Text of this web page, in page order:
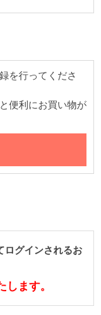
を行ってくださ
便利にお買い物が
グインされるお
ます。